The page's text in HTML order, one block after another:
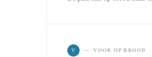
V VOOR OP BROOD